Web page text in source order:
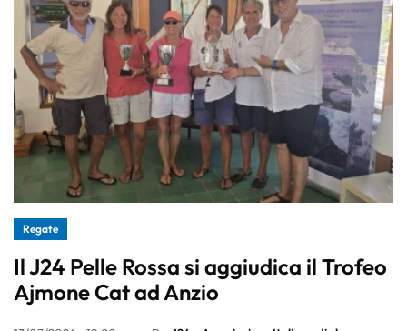
Regate
Il J24 Pelle Rossa si aggiudica il Trofeo
Ajmone Cat ad Anzio